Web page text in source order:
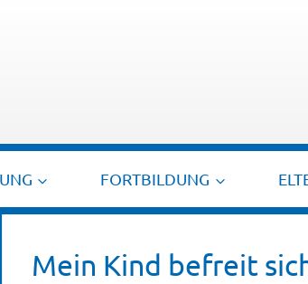
FORTBILDUNG
Mein Kind befreit